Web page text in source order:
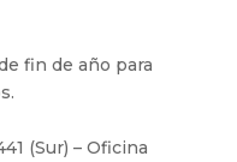
fin de año para
(Sur) – Oficina